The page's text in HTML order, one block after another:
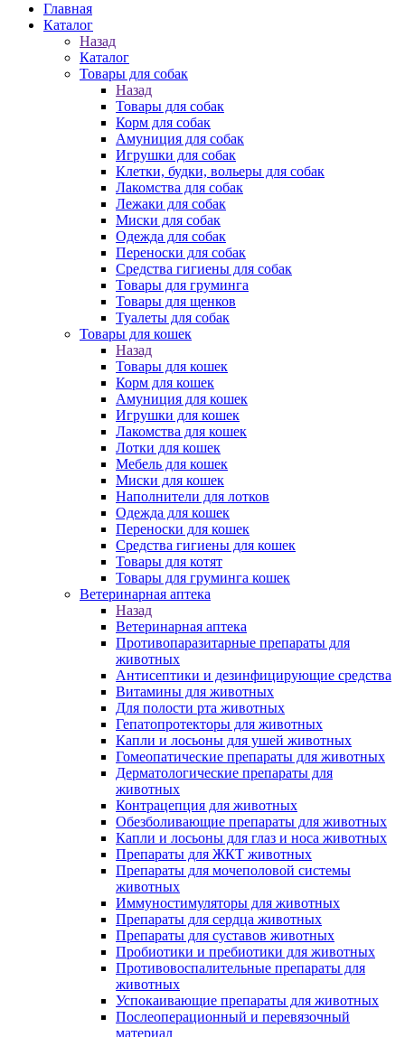
Главная
Каталог
Назад
Каталог
Товары для собак
Назад
Товары для собак
Корм для собак
Амуниция для собак
Игрушки для собак
Клетки, будки, вольеры для собак
Лакомства для собак
Лежаки для собак
Миски для собак
Одежда для собак
Переноски для собак
Средства гигиены для собак
Товары для груминга
Товары для щенков
Туалеты для собак
Товары для кошек
Назад
Товары для кошек
Корм для кошек
Амуниция для кошек
Игрушки для кошек
Лакомства для кошек
Лотки для кошек
Мебель для кошек
Миски для кошек
Наполнители для лотков
Одежда для кошек
Переноски для кошек
Средства гигиены для кошек
Товары для котят
Товары для груминга кошек
Ветеринарная аптека
Назад
Ветеринарная аптека
Противопаразитарные препараты для
животных
Антисептики и дезинфицирующие средства
Витамины для животных
Для полости рта животных
Гепатопротекторы для животных
Капли и лосьоны для ушей животных
Гомеопатические препараты для животных
Дерматологические препараты для
животных
Контрацепция для животных
Обезболивающие препараты для животных
Капли и лосьоны для глаз и носа животных
Препараты для ЖКТ животных
Препараты для мочеполовой системы
животных
Иммуностимуляторы для животных
Препараты для сердца животных
Препараты для суставов животных
Пробиотики и пребиотики для животных
Противовоспалительные препараты для
животных
Успокаивающие препараты для животных
Послеоперационный и перевязочный
материал